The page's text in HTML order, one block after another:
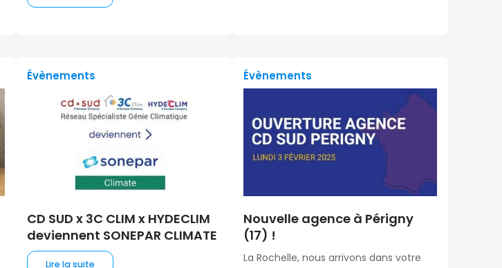
Évènements
CD SUD x 3C CLIM x HYDECLIM
deviennent SONEPAR CLIMATE
Lire la suite
Évènements
Nouvelle agence à Périgny
(17) !
La Rochelle, nous arrivons dans votre